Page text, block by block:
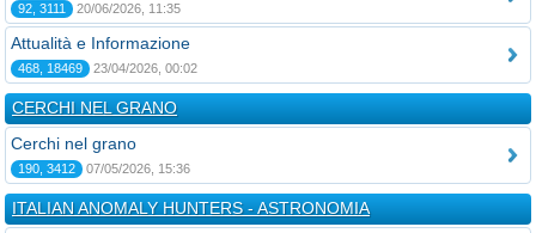
92, 3111 20/06/2026, 11:35
Attualità e Informazione
468, 18469 23/04/2026, 00:02
CERCHI NEL GRANO
Cerchi nel grano
190, 3412 07/05/2026, 15:36
ITALIAN ANOMALY HUNTERS - ASTRONOMIA